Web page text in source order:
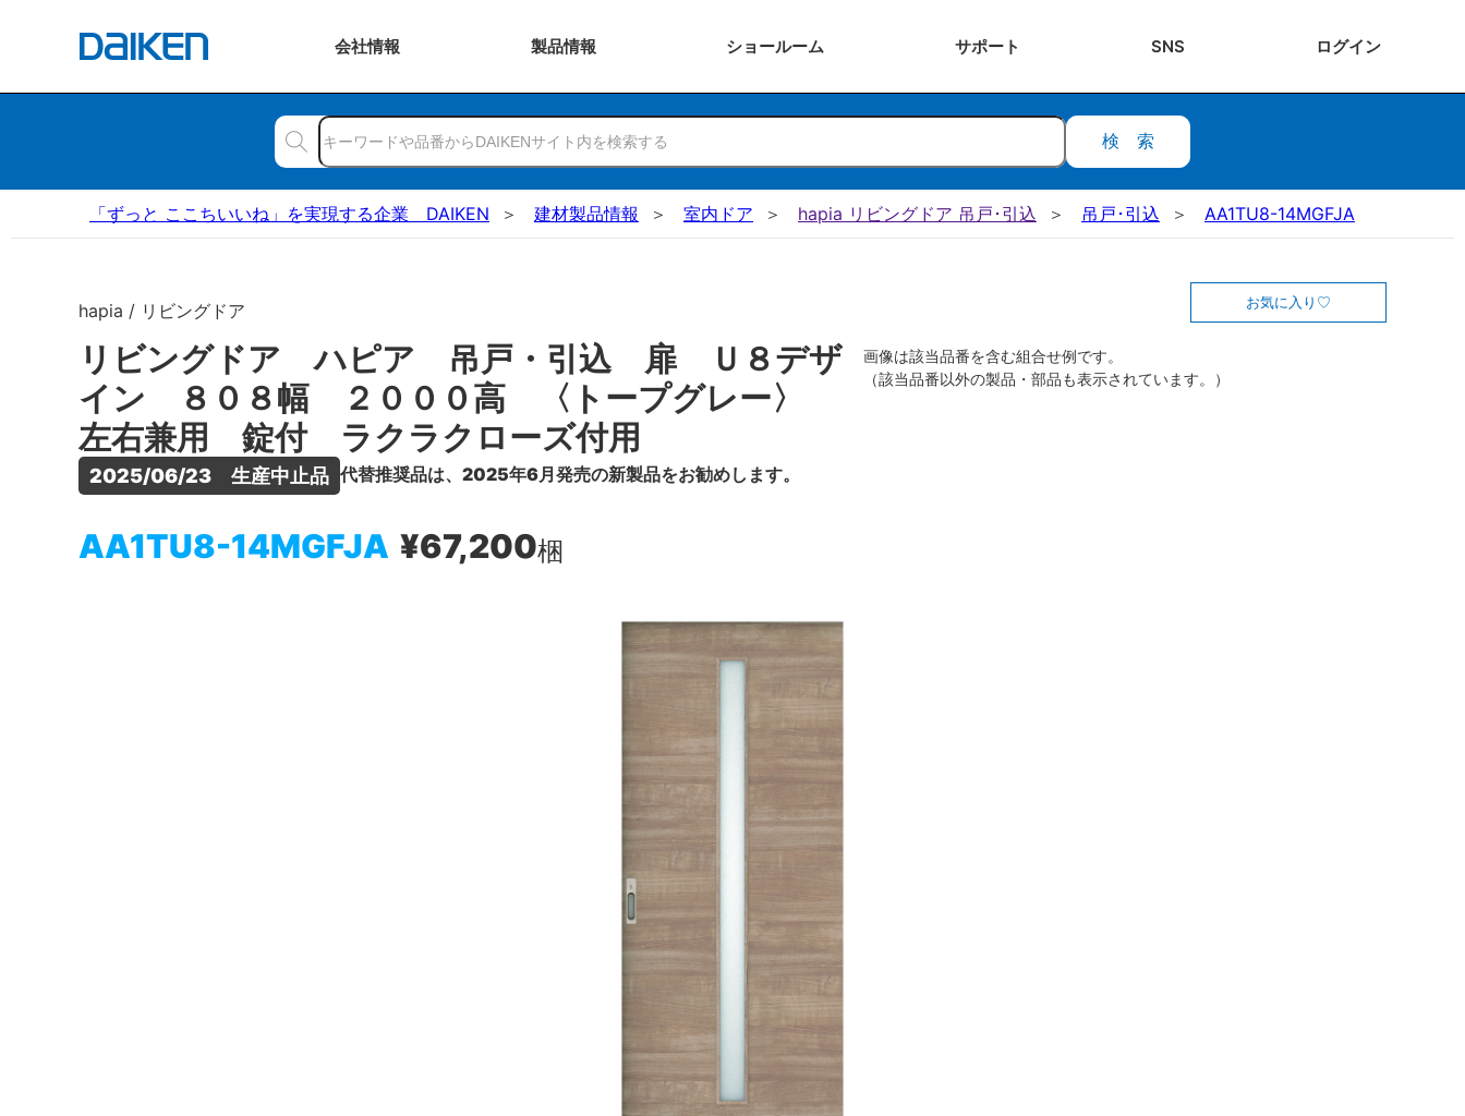
会社情報 製品情報 ショールーム サポート SNS ログイン
検索
「ずっと ここちいいね」を実現する企業 DAIKEN 建材製品情報 室内ドア hapia リビングドア 吊戸･引込 吊戸･引込 AA1TU8-14MGFJA
hapia / リビングドア
リビングドア ハピア 吊戸・引込 扉 Ｕ８デザ
イン ８０８幅 ２０００高 〈トープグレー〉
左右兼用 錠付 ラクラクローズ付用
2025/06/23　生産中止品 代替推奨品は、2025年6月発売の新製品をお勧めします。
AA1TU8-14MGFJA ¥67,200梱
お気に入り
画像は該当品番を含む組合せ例です。
（該当品番以外の製品・部品も表示されています。）